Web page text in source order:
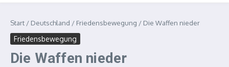
Start / Deutschland / Friedensbewegung / Die Waffen nieder
Friedensbewegung
Die Waffen nieder